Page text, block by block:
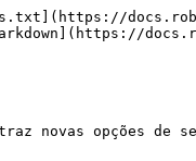
novas opções de